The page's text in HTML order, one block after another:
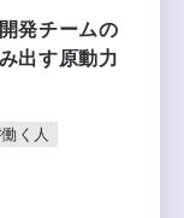
発チームの
出す原動力
く人